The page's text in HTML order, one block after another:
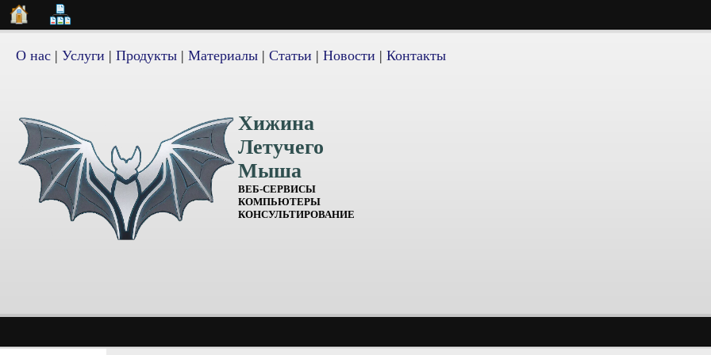
О нас | Услуги | Продукты | Материалы | Статьи | Новости | Контакты
Хижина
Летучего
Мыша
ВЕБ-СЕРВИСЫ
КОМПЬЮТЕРЫ
КОНСУЛЬТИРОВАНИЕ